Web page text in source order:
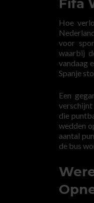
Fifa
Hoe
voor
waarbij
vandaag
Spanje
Een
verschijnt
die
wedden
aantal
de bus